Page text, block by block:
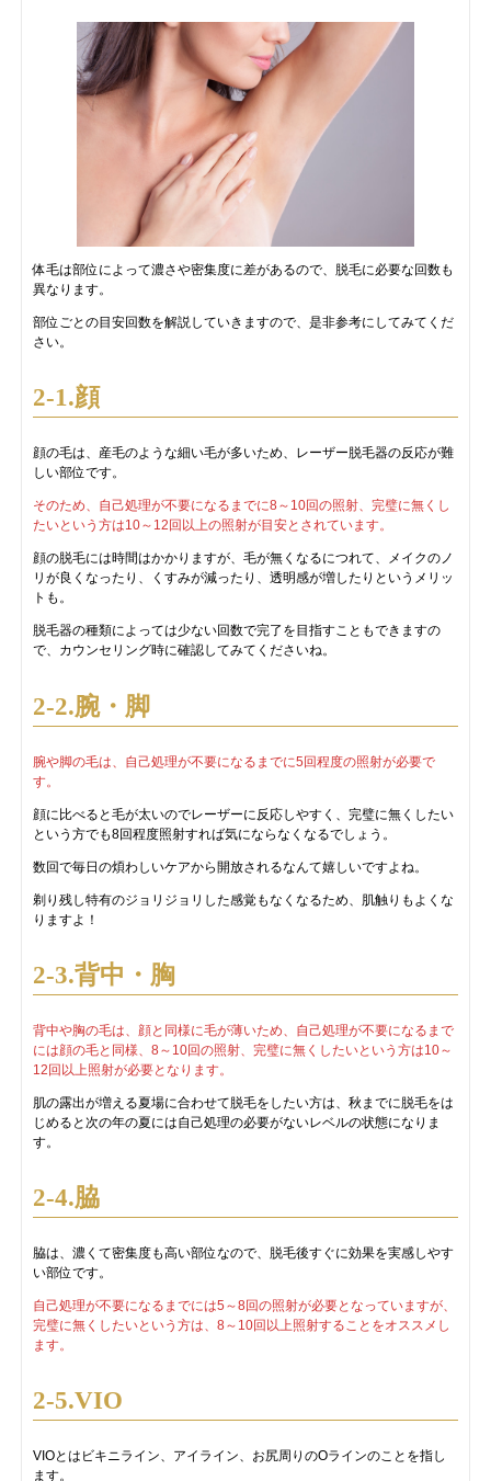
体毛は部位によって濃さや密集度に差があるので、脱毛に必要な回数も
異なります。
部位ごとの目安回数を解説していきますので、是非参考にしてみてくだ
さい。
2-1.顔
顔の毛は、産毛のような細い毛が多いため、レーザー脱毛器の反応が難
しい部位です。
そのため、自己処理が不要になるまでに8～10回の照射、完璧に無くし
たいという方は10～12回以上の照射が目安とされています。
顔の脱毛には時間はかかりますが、毛が無くなるにつれて、メイクのノ
リが良くなったり、くすみが減ったり、透明感が増したりというメリッ
トも。
脱毛器の種類によっては少ない回数で完了を目指すこともできますの
で、カウンセリング時に確認してみてくださいね。
2-2.腕・脚
腕や脚の毛は、自己処理が不要になるまでに5回程度の照射が必要で
す。
顔に比べると毛が太いのでレーザーに反応しやすく、完璧に無くしたい
という方でも8回程度照射すれば気にならなくなるでしょう。
数回で毎日の煩わしいケアから開放されるなんて嬉しいですよね。
剃り残し特有のジョリジョリした感覚もなくなるため、肌触りもよくな
りますよ！
2-3.背中・胸
背中や胸の毛は、顔と同様に毛が薄いため、自己処理が不要になるまで
には顔の毛と同様、8～10回の照射、完璧に無くしたいという方は10～
12回以上照射が必要となります。
肌の露出が増える夏場に合わせて脱毛をしたい方は、秋までに脱毛をは
じめると次の年の夏には自己処理の必要がないレベルの状態になりま
す。
2-4.脇
脇は、濃くて密集度も高い部位なので、脱毛後すぐに効果を実感しやす
い部位です。
自己処理が不要になるまでには5～8回の照射が必要となっていますが、
完璧に無くしたいという方は、8～10回以上照射することをオススメし
ます。
2-5.VIO
VIOとはビキニライン、アイライン、お尻周りのOラインのことを指し
ます。